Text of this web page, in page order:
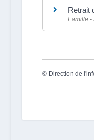
Retrait
Famille -
© Direction de